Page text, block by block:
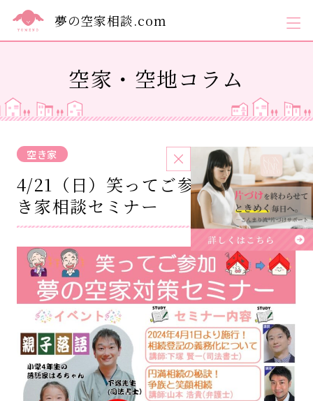
夢の空家相談.com
空家・空地コラム
空き家 2024.03.29
4/21（日）笑ってご参加☺夢の空
き家相談セミナー